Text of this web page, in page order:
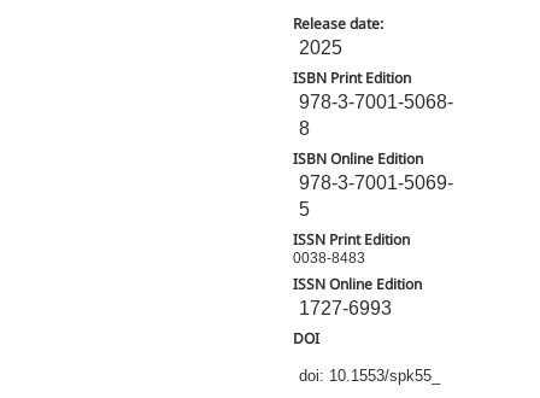
Release date:
2025
ISBN Print Edition
978-3-7001-5068-
8
ISBN Online Edition
978-3-7001-5069-
5
ISSN Print Edition
0038-8483
ISSN Online Edition
1727-6993
DOI
doi: 10.1553/spk55_